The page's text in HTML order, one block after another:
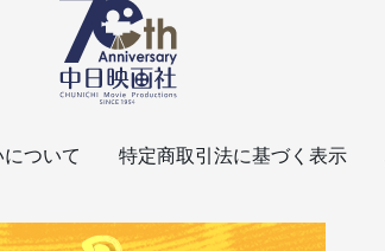
ついて 特定商取引法に基づく表示